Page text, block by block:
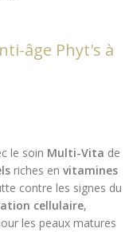
âge Phyt's à
le soin Multi-Vita de
riches en vitamines
contre les signes du
cellulaire,
les peaux matures